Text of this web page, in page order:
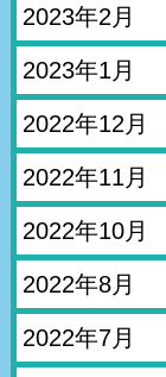
2023年2月
2023年1月
2022年12月
2022年11月
2022年10月
2022年8月
2022年7月